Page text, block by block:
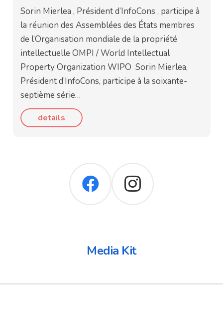
Sorin Mierlea , Président d’InfoCons , participe à
la réunion des Assemblées des États membres
de l’Organisation mondiale de la propriété
intellectuelle OMPI / World Intellectual
Property Organization WIPO Sorin Mierlea,
Président d’InfoCons, participe à la soixante-
septième série…
details
Media Kit